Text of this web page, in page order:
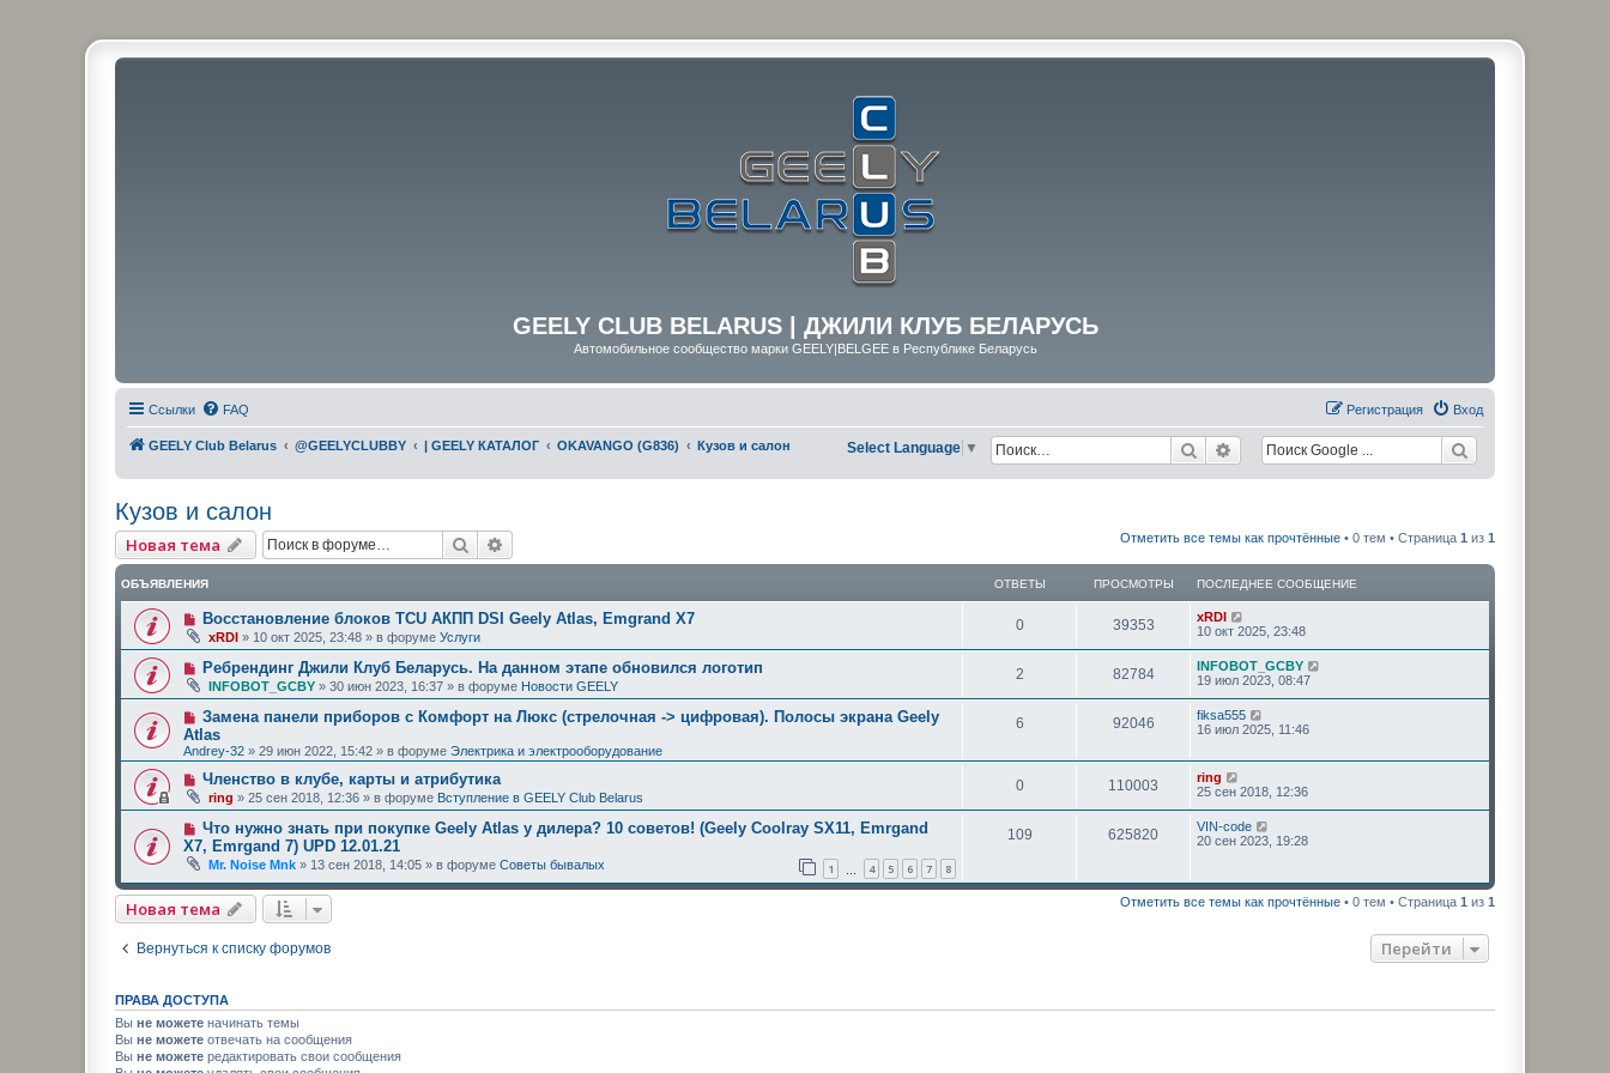
GEELY CLUB BELARUS | ДЖИЛИ КЛУБ БЕЛАРУСЬ
Автомобильное сообщество марки GEELY|BELGEE в Республике Беларусь
Ссылки FAQ Вход
Регистрация
GEELY Club Belarus @GEELYCLUBBY | GEELY КАТАЛОГ OKAVANGO (G836) Кузов и салон Поиск Расширенный поиск
Select Language ▼
Кузов и салон
Новая тема Поиск Отметить все темы как прочтённые • 0 тем • Страница 1 из 1
ОБЪЯВЛЕНИЯ ОТВЕТЫ ПРОСМОТРЫ ПОСЛЕДНЕЕ СООБЩЕНИЕ
Восстановление блоков TCU АКПП DSI Geely Atlas, Emgrand X7
xRDI » 10 окт 2025, 23:48 » в форуме Услуги
0 39353
xRDI
10 окт 2025, 23:48
Ребрендинг Джили Клуб Беларусь. На данном этапе обновился логотип
INFOBOT_GCBY » 30 июн 2023, 16:37 » в форуме Новости GEELY
2 82784
INFOBOT_GCBY
19 июл 2023, 08:47
Замена панели приборов с Комфорт на Люкс (стрелочная -> цифровая). Полосы экрана Geely
Atlas
Andrey-32 » 29 июн 2022, 15:42 » в форуме Электрика и электрооборудование
6 92046
fiksa555
16 июл 2025, 11:46
Членство в клубе, карты и атрибутика
ring » 25 сен 2018, 12:36 » в форуме Вступление в GEELY Club Belarus
0 110003
ring
25 сен 2018, 12:36
Что нужно знать при покупке Geely Atlas у дилера? 10 советов! (Geely Coolray SX11, Emrgand
X7, Emrgand 7) UPD 12.01.21
Mr. Noise Mnk » 13 сен 2018, 14:05 » в форуме Советы бывалых 1 4 5 6 7 8
109 625820
VIN-code
20 сен 2023, 19:28
Новая тема Отметить все темы как прочтённые • 0 тем • Страница 1 из 1
Вернуться к списку форумов Перейти
ПРАВА ДОСТУПА
Вы не можете начинать темы
Вы не можете отвечать на сообщения
Вы не можете редактировать свои сообщения